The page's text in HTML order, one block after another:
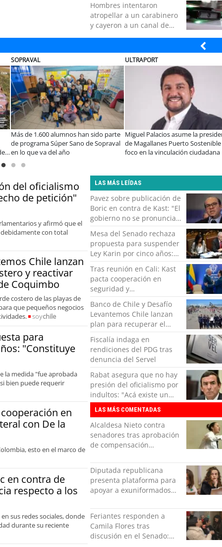
Hombres intentaron
atropellar a un carabinero
y cayeron a un canal de
DE CHILE
y colaboración público-
se toman La Araucanía:
reunió a líderes para
las brechas y oportunidades
COLEGIO RÍO LOA
Llaman a interiorizarse de los
programas de estudios para postular
informado al SAE
del oficialismo
de petición"
y afirmó que el
con total
Chile lanzan
y reactivar
Coquimbo
costero de las playas de
que pequeños negocios
soychile
para
"Constituye
la medida "fue aprobada
bien puede requerir
en
con De la
esto en el marco de
en contra de
respecto a los
sus redes sociales, donde
durante su reciente
LAS MÁS LEÍDAS
Pavez sobre publicación de
Boric en contra de Kast: "El
gobierno no se pronuncia
respecto a los reposteos"
Mesa del Senado rechaza
propuesta para suspender
Ley Karin por cinco años:
"Constituye un camino
equivocado"
Tras reunión en Cali: Kast
pacta cooperación en
seguridad y
fortalecimiento bilateral
con De la Espriella
Banco de Chile y Desafío
Levantemos Chile lanzan
plan para recuperar el
borde costero y reactivar
emprendimientos en la
Región de Coquimbo
Fiscalía indaga en
rendiciones del PDG tras
denuncia del Servel
Rabat asegura que no hay
presión del oficialismo por
indultos: "Acá existe un
derecho de petición"
LAS MÁS COMENTADAS
Alcaldesa Nieto contra
senadores tras aprobación
de compensación
indolente"
Diputada republicana
presenta plataforma para
apoyar a exuniformados
social
Feriantes responden a
Camila Flores tras
discusión en el Senado: